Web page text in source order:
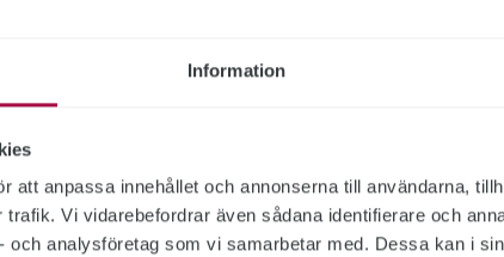
Information
att anpassa innehållet och annonserna till användarna,
Vi vidarebefordrar även sådana identifierare och
och analysföretag som vi samarbetar med. Dessa kan i
lön av de myndighetschefer vars löner
Hon är först ut att tjäna över
så mycket som den generaldirektör som